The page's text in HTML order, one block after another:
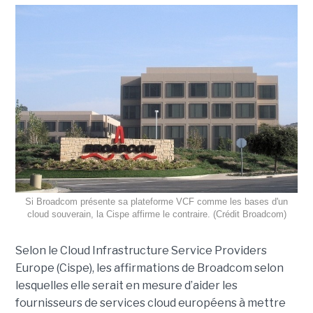
Si Broadcom présente sa plateforme VCF comme les bases d'un
cloud souverain, la Cispe affirme le contraire. (Crédit Broadcom)
Selon le Cloud Infrastructure Service Providers
Europe (Cispe), les affirmations de Broadcom selon
lesquelles elle serait en mesure d’aider les
fournisseurs de services cloud européens à mettre